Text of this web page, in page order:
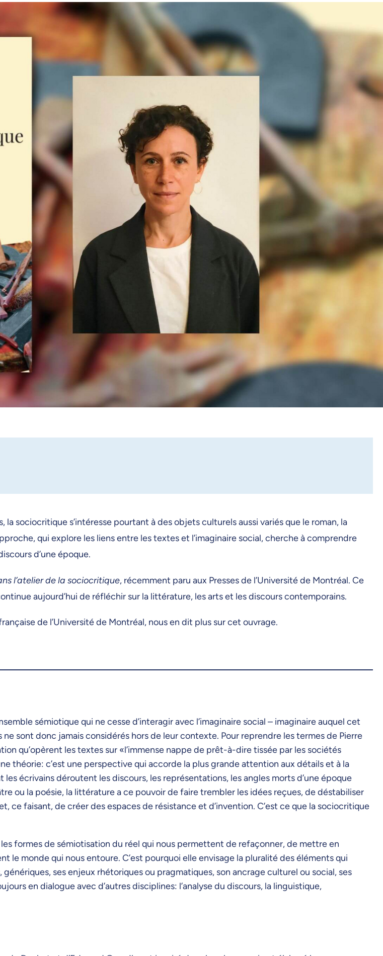
sociocritique s’intéresse pourtant à des objets culturels aussi variés que le roman, la
qui explore les liens entre les textes et l’imaginaire social, cherche à comprendre
d’une époque.
l’atelier de la sociocritique, récemment paru aux Presses de l’Université de Montréal. Ce
aujourd’hui de réfléchir sur la littérature, les arts et les discours contemporains.
de l’Université de Montréal, nous en dit plus sur cet ouvrage.
sémiotique qui ne cesse d’interagir avec l’imaginaire social – imaginaire auquel cet
sont donc jamais considérés hors de leur contexte. Pour reprendre les termes de Pierre
qu’opèrent les textes sur «l’immense nappe de prêt-à-dire tissée par les sociétés
théorie: c’est une perspective qui accorde la plus grande attention aux détails et à la
écrivains déroutent les discours, les représentations, les angles morts d’une époque
ou la poésie, la littérature a ce pouvoir de faire trembler les idées reçues, de déstabiliser
ce faisant, de créer des espaces de résistance et d’invention. C’est ce que la sociocritique
formes de sémiotisation du réel qui nous permettent de refaçonner, de mettre en
le monde qui nous entoure. C’est pourquoi elle envisage la pluralité des éléments qui
ses enjeux rhétoriques ou pragmatiques, son ancrage culturel ou social, ses
en dialogue avec d’autres disciplines: l’analyse du discours, la linguistique,